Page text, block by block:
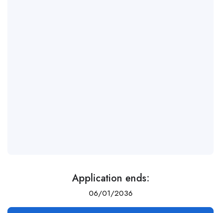
Application ends:
06/01/2036